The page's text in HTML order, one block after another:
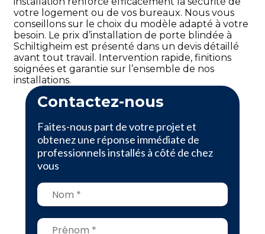
votre logement ou de vos bureaux. Nous vous
conseillons sur le choix du modèle adapté à votre
besoin. Le prix d’installation de porte blindée à
Schiltigheim est présenté dans un devis détaillé
avant tout travail. Intervention rapide, finitions
soignées et garantie sur l’ensemble de nos
installations.
Contactez-nous
Faites-nous part de votre projet et
obtenez une réponse immédiate de
professionnels installés à côté de chez
vous